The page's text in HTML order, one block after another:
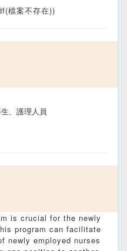
檔案不存在))
、護理人員
is crucial for the newly
program can facilitate
newly employed nurses